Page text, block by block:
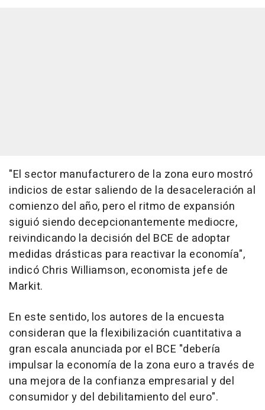
"El sector manufacturero de la zona euro mostró
indicios de estar saliendo de la desaceleración al
comienzo del año, pero el ritmo de expansión
siguió siendo decepcionantemente mediocre,
reivindicando la decisión del BCE de adoptar
medidas drásticas para reactivar la economía",
indicó Chris Williamson, economista jefe de
Markit.
En este sentido, los autores de la encuesta
consideran que la flexibilización cuantitativa a
gran escala anunciada por el BCE "debería
impulsar la economía de la zona euro a través de
una mejora de la confianza empresarial y del
consumidor y del debilitamiento del euro".